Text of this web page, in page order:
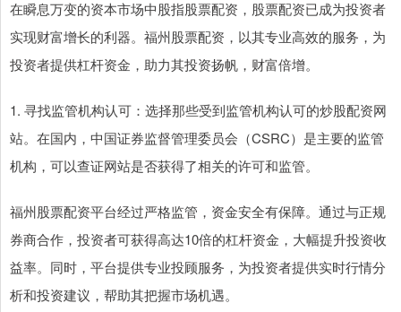
在瞬息万变的资本市场中股指股票配资，股票配资已成为投资者
实现财富增长的利器。福州股票配资，以其专业高效的服务，为
投资者提供杠杆资金，助力其投资扬帆，财富倍增。
1. 寻找监管机构认可：选择那些受到监管机构认可的炒股配资网
站。在国内，中国证券监督管理委员会（CSRC）是主要的监管
机构，可以查证网站是否获得了相关的许可和监管。
福州股票配资平台经过严格监管，资金安全有保障。通过与正规
券商合作，投资者可获得高达10倍的杠杆资金，大幅提升投资收
益率。同时，平台提供专业投顾服务，为投资者提供实时行情分
析和投资建议，帮助其把握市场机遇。